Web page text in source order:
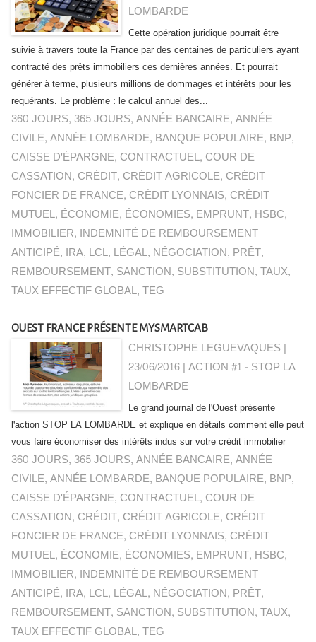
LOMBARDE
Cette opération juridique pourrait être
suivie à travers toute la France par des centaines de particuliers ayant
contracté des prêts immobiliers ces dernières années. Et pourrait
générer à terme, plusieurs millions de dommages et intérêts pour les
requérants. Le problème : le calcul annuel des...
360 JOURS, 365 JOURS,ANNÉE BANCAIRE,ANNÉE
CIVILE,ANNÉE LOMBARDE, BANQUE POPULAIRE, BNP,
CAISSE D'ÉPARGNE, CONTRACTUEL, COUR DE
CASSATION, CRÉDIT, CRÉDIT AGRICOLE, CRÉDIT
FONCIER DE FRANCE, CRÉDIT LYONNAIS, CRÉDIT
MUTUEL, ÉCONOMIE, ÉCONOMIES, EMPRUNT, HSBC,
IMMOBILIER, INDEMNITÉ DE REMBOURSEMENT
ANTICIPÉ, IRA, LCL, LÉGAL, NÉGOCIATION, PRÊT,
REMBOURSEMENT, SANCTION, SUBSTITUTION,TAUX,
TAUX EFFECTIF GLOBAL,TEG
OUEST FRANCE PRÉSENTE MYSMARTCAB
CHRISTOPHE LEGUEVAQUES |
23/06/2016|ACTION #1 - STOP LA
LOMBARDE
Le grand journal de l'Ouest présente
l'action STOP LA LOMBARDE et explique en détails comment elle peut
vous faire économiser des intérêts indus sur votre crédit immobilier
360 JOURS, 365 JOURS,ANNÉE BANCAIRE,ANNÉE
CIVILE,ANNÉE LOMBARDE, BANQUE POPULAIRE, BNP,
CAISSE D'ÉPARGNE, CONTRACTUEL, COUR DE
CASSATION, CRÉDIT, CRÉDIT AGRICOLE, CRÉDIT
FONCIER DE FRANCE, CRÉDIT LYONNAIS, CRÉDIT
MUTUEL, ÉCONOMIE, ÉCONOMIES, EMPRUNT, HSBC,
IMMOBILIER, INDEMNITÉ DE REMBOURSEMENT
ANTICIPÉ, IRA, LCL, LÉGAL, NÉGOCIATION, PRÊT,
REMBOURSEMENT, SANCTION, SUBSTITUTION,TAUX,
TAUX EFFECTIF GLOBAL,TEG